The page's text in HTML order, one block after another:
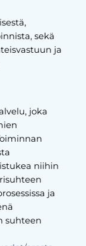
sekä
ja
joka
niihin
ja
suhteen